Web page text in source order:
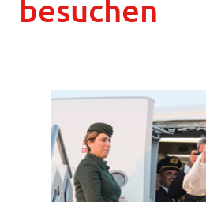
besuchen